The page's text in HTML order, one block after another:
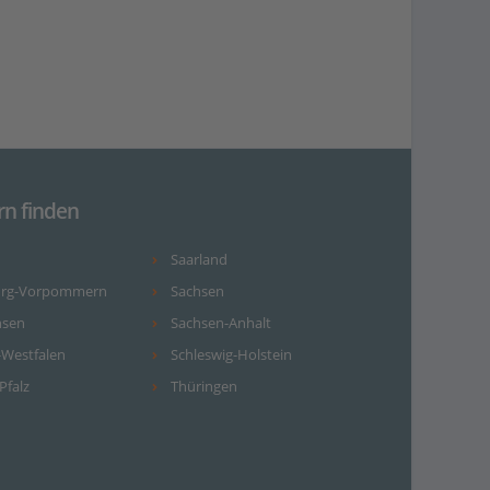
finden
Vorpommern
Saarland
Sachsen
Sachsen-Anhalt
Schleswig-Holstein
Thüringen